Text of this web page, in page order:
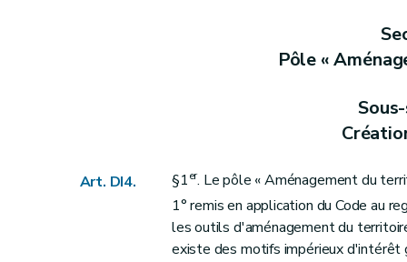
Suivi des incidences
Chapitre VI Effets juridiques et hiérarchie
Section 1
Effets juridiques
Art. DII16
Section 2 Hiérarchie
Pôle «
Art. DI4. §1er. Le pôle « Aménagement du
1° remis en application du Code au
les outils d'aménagement du
existe des motifs impérieux d'intérêt